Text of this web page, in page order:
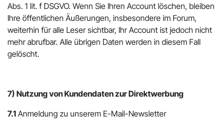
Abs. 1 lit. f DSGVO. Wenn Sie Ihren Account löschen, bleiben
Ihre öffentlichen Äußerungen, insbesondere im Forum,
weiterhin für alle Leser sichtbar, Ihr Account ist jedoch nicht
mehr abrufbar. Alle übrigen Daten werden in diesem Fall
gelöscht.
7) Nutzung von Kundendaten zur Direktwerbung
7.1 Anmeldung zu unserem E-Mail-Newsletter